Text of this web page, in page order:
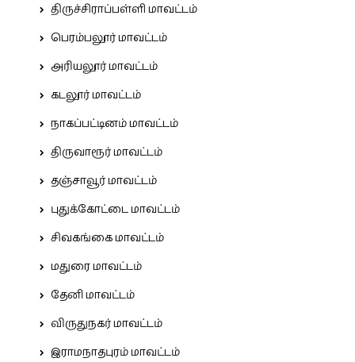
திருச்சிராப்பள்ளி மாவட்டம்
பெரம்பலூர் மாவட்டம்
அரியலூர் மாவட்டம்
கடலூர் மாவட்டம்
நாகப்பட்டினம் மாவட்டம்
திருவாரூர் மாவட்டம்
தஞ்சாவூர் மாவட்டம்
புதுக்கோட்டை மாவட்டம்
சிவகங்கை மாவட்டம்
மதுரை மாவட்டம்
தேனி மாவட்டம்
விருதுநகர் மாவட்டம்
இராமநாதபுரம் மாவட்டம்